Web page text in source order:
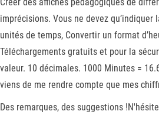
imprécisions. Vous ne devez
unités de temps, Convertir un format
Téléchargements gratuits et pour la
valeur. 10 décimales. 1000 Minutes =
viens de me rendre compte que mes
Des remarques, des suggestions